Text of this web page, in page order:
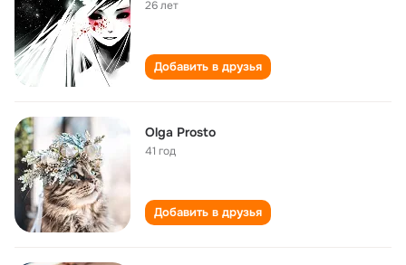
26 лет
Добавить в друзья
Olga Prosto
41 год
Добавить в друзья